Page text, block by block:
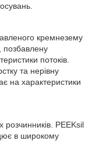
кремнезему
позбавлену
потоків.
та нерівну
на характеристики
розчинників. PEEKsil
в широкому